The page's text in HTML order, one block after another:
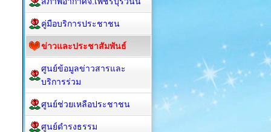
คู่มือบริการประชาชน
ข่าวและประชาสัมพันธ์
ศูนย์ข้อมูลข่าวสารและ
บริการร่วม
ศูนย์ช่วยเหลือประชาชน
ศูนย์ดำรงธรรม